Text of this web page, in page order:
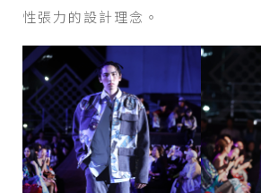
性張力的設計理念。